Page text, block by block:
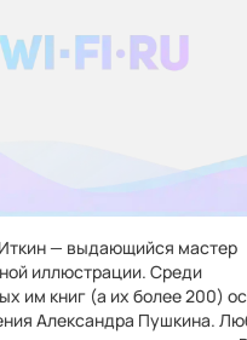
— выдающийся мастер
иллюстрации. Среди
им книг (а их более 200)
Александра Пушкина.